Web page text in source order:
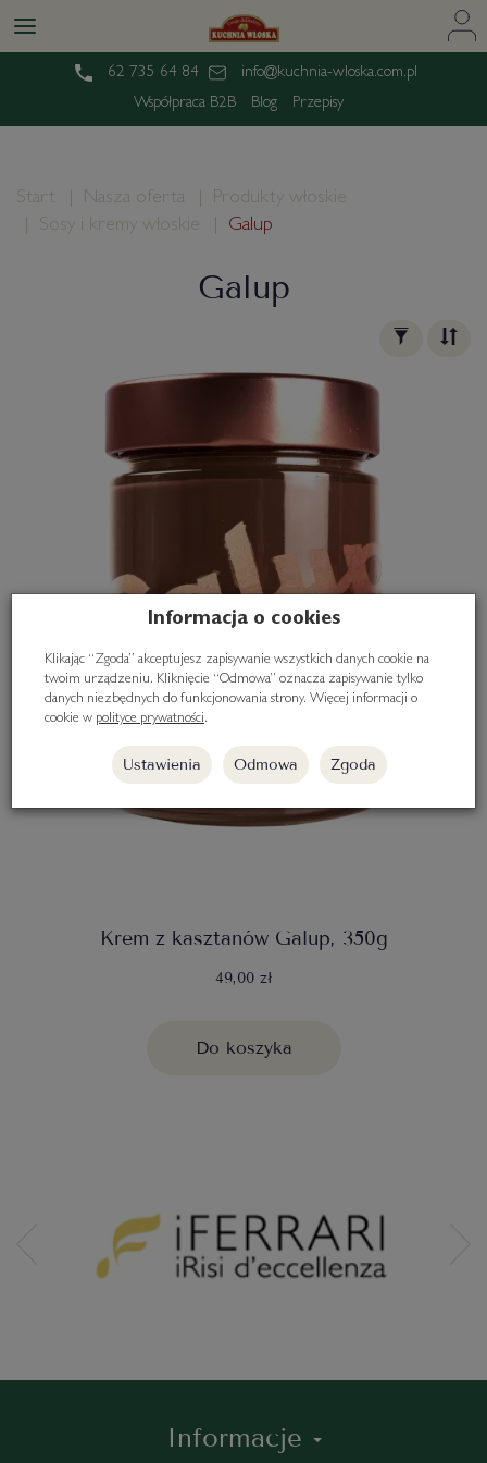
62 735 64 84
info@kuchnia-wloska.com.pl
Współpraca B2B
Blog Przepisy
Start Nasza oferta
Produkty włoskie
Sosy i kremy włoskie
Galup
Galup
Krem z kasztanów Galup, 350g
49,00 zł
Do koszyka
Informacje
Informacja o cookies
Klikając “Zgoda” akceptujesz zapisywanie wszystkich danych cookie na
twoim urządzeniu. Kliknięcie “Odmowa” oznacza zapisywanie tylko
danych niezbędnych do funkcjonowania strony. Więcej informacji o
cookie w polityce prywatności.
Ustawienia Odmowa Zgoda